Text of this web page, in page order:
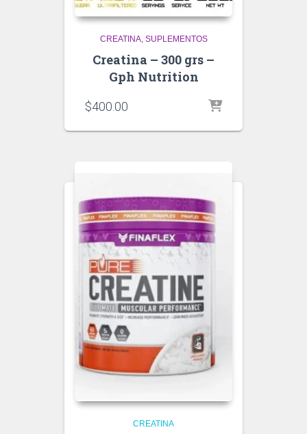
CREATINA SUPLEMENTOS
Creatina – 300 grs –
Gph Nutrition
$400.00
CREATINA